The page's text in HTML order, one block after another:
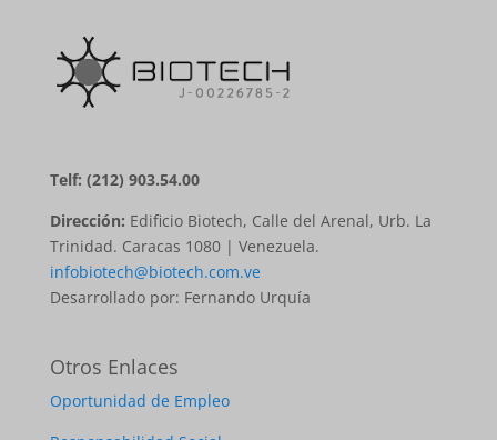
Telf: (212) 903.54.00
Dirección: Edificio Biotech, Calle del Arenal, Urb. La
Trinidad. Caracas 1080 | Venezuela.
infobiotech@biotech.com.ve
Desarrollado por: Fernando Urquía
Otros Enlaces
Oportunidad de Empleo